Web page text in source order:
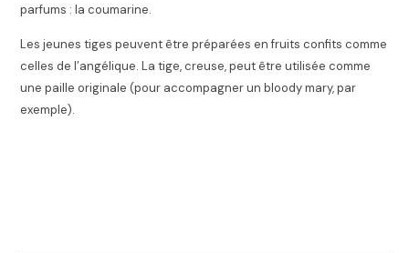
parfums : la coumarine.
Les jeunes tiges peuvent être préparées en fruits confits comme
celles de l’angélique. La tige, creuse, peut être utilisée comme
une paille originale (pour accompagner un bloody mary, par
exemple).